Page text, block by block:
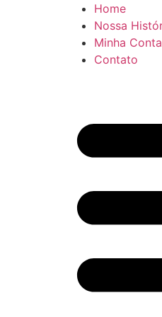
Home
Nossa
Minha Conta
Contato